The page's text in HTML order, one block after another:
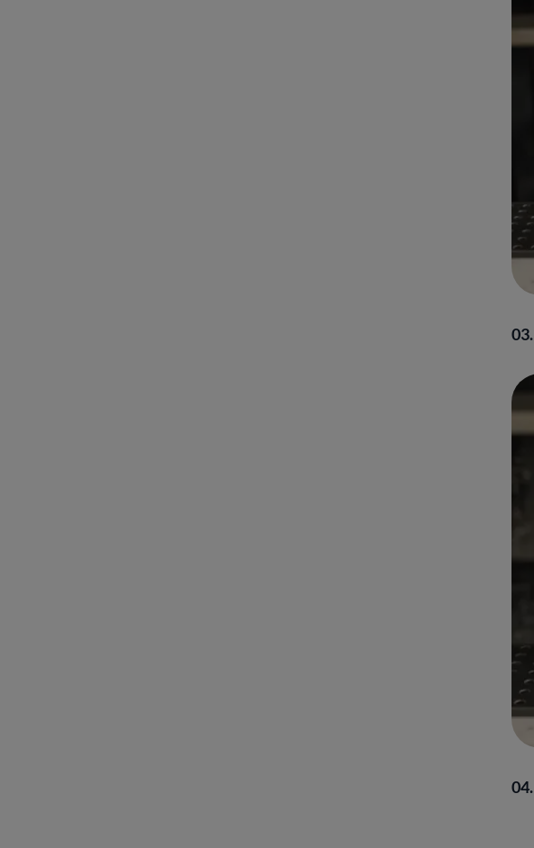
03.
04.